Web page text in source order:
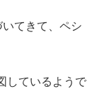
いてきて、ペシ
しているようで